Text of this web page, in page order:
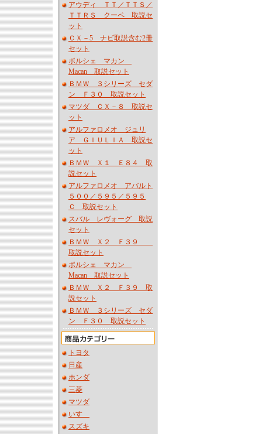
アウディ ＴＴ／ＴＴＳ／
ＴＴＲＳ クーペ 取説セ
ット
ＣＸ－5 ナビ取説含む2冊
セット
ポルシェ マカン
Macan 取説セット
ＢＭＷ ３シリーズ セダ
ン Ｆ３０ 取説セット
マツダ ＣＸ－８ 取説セ
ット
アルファロメオ ジュリ
ア ＧＩＵＬＩＡ 取説セ
ット
ＢＭＷ Ｘ１ Ｅ８４ 取
説セット
アルファロメオ アバルト
５００／５９５／５９５
Ｃ 取説セット
スバル レヴォーグ 取説
セット
ＢＭＷ Ｘ２ Ｆ３９
取説セット
ポルシェ マカン
Macan 取説セット
ＢＭＷ Ｘ２ Ｆ３９ 取
説セット
ＢＭＷ ３シリーズ セダ
ン Ｆ３０ 取説セット
トヨタ
日産
ホンダ
三菱
マツダ
いすゞ
スズキ